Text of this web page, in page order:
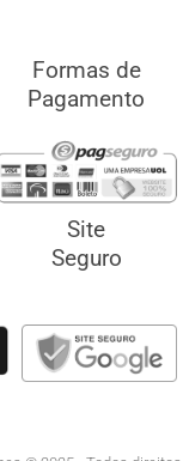
Formas de
Pagamento
Site
Seguro